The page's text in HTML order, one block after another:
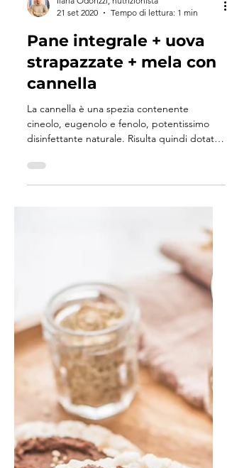
Ilaria Odorizzi, nutrizionista
21 set 2020
Tempo di lettura: 1 min
Pane integrale + uova
strapazzate + mela con
cannella
La cannella è una spezia contenente
disinfettante naturale. Risulta quindi dotata